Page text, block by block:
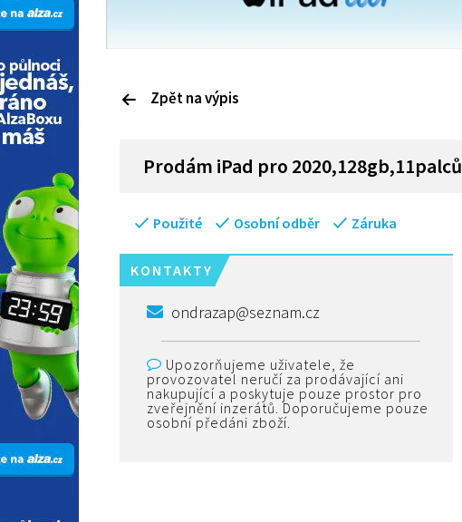
Zpět na výpis
Prodám iPad pro 2020,128gb,11palců
Použité Osobní odběr Záruka
KONTAKTY
ondrazap@seznam.cz
Upozorňujeme uživatele, že
provozovatel neručí za prodávající ani
nakupující a poskytuje pouze prostor pro
zveřejnění inzerátů. Doporučujeme pouze
osobní předáni zboží.